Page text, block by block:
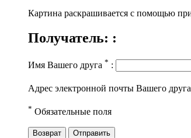
Картина раскрашивается c помощью
Получатель: :
Имя Вашего друга * :
Адрес электронной почты Вашего друга
* Обязательные поля
Возврат Отправить